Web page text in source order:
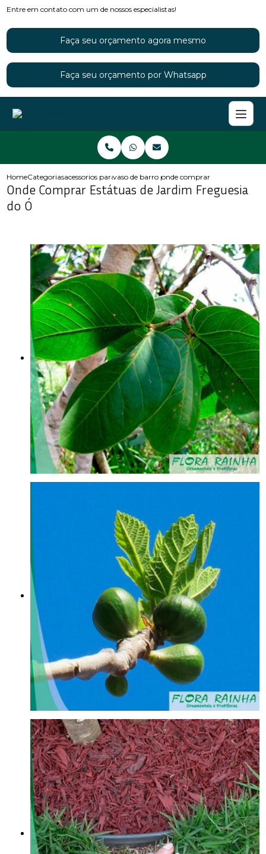
Entre em contato com um de nossos especialistas!
Faça seu orçamento agora mesmo
Faça seu orçamento por Whatsapp
HomeCategoriasacessorios para jardinsvaso de barro para jardimonde comprar estatuas de
Onde Comprar Estátuas de Jardim Freguesia
do Ó